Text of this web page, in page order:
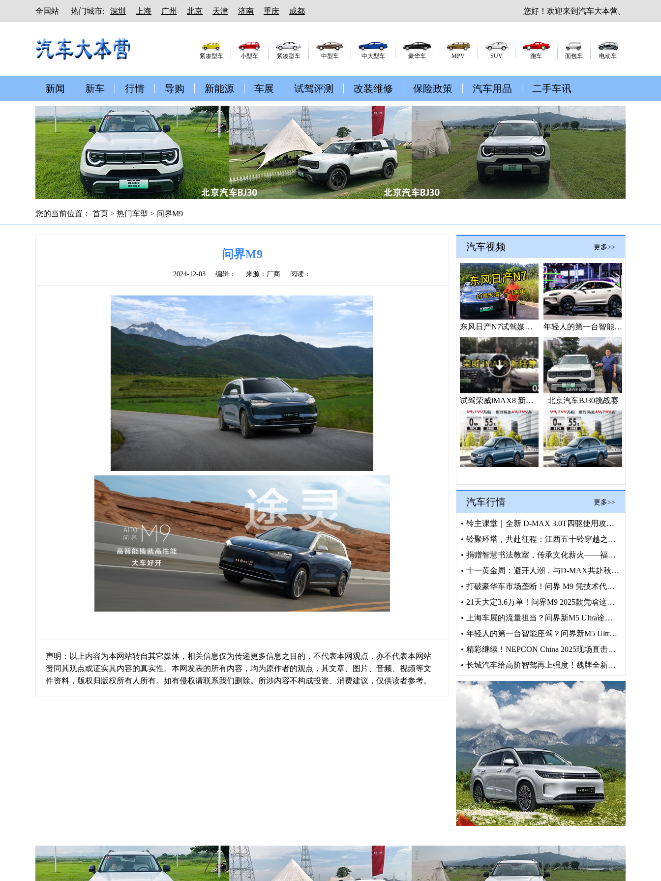
全国站 热门城市: 深圳 上海 广州 北京 天津 济南 重庆 成都 您好！欢迎来到汽车大本营。
紧凑型车 小型车 紧凑型车 中型车 中大型车 豪华车 MPV SUV 跑车 面包车 电动车
新闻 新车 行情 导购 新能源 车展 试驾评测 改装维修 保险政策 汽车用品 二手车讯
您的当前位置： 首页 > 热门车型 > 问界M9
问界M9
2024-12-03 编辑： 来源：厂商 阅读：
声明：以上内容为本网站转自其它媒体，相关信息仅为传递更多信息之目的，不代表本网观点，亦不代表本网站
赞同其观点或证实其内容的真实性。本网发表的所有内容，均为原作者的观点，其文章、图片、音频、视频等文
件资料，版权归版权所有人所有。如有侵权请联系我们删除。所涉内容不构成投资、消费建议，仅供读者参考。
汽车视频 更多>>
东风日产N7试驾媒体“验货” 年轻人的第一台智能座驾？问界新M5 Ultra上海车展抢镜
试驾荣威iMAX8 新陆尊 北京汽车BJ30挑战赛
汽车行情 更多>>
铃主课堂｜全新 D-MAX 3.0T四驱使用攻略，正确操作护
铃聚环塔，共赴征程：江西五十铃穿越之旅火热招募中
捐赠智慧书法教室，传承文化薪火——福建奔驰“启明星计划”走进
十一黄金周：避开人潮，与D-MAX共赴秋日野趣
打破豪华车市场垄断！问界 M9 凭技术代差加冕 50 万级销
21天大定3.6万单！问界M9 2025款凭啥这么火？
上海车展的流量担当？问界新M5 Ultra诠释何为年轻人的梦
年轻人的第一台智能座驾？问界新M5 Ultra上海车展抢镜
精彩继续！NEPCON China 2025现场直击前沿科技
长城汽车给高阶智驾再上强度！魏牌全新高山“车位到车位”惊艳山